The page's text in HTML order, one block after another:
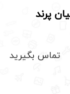
پرند
تماس بگیرید